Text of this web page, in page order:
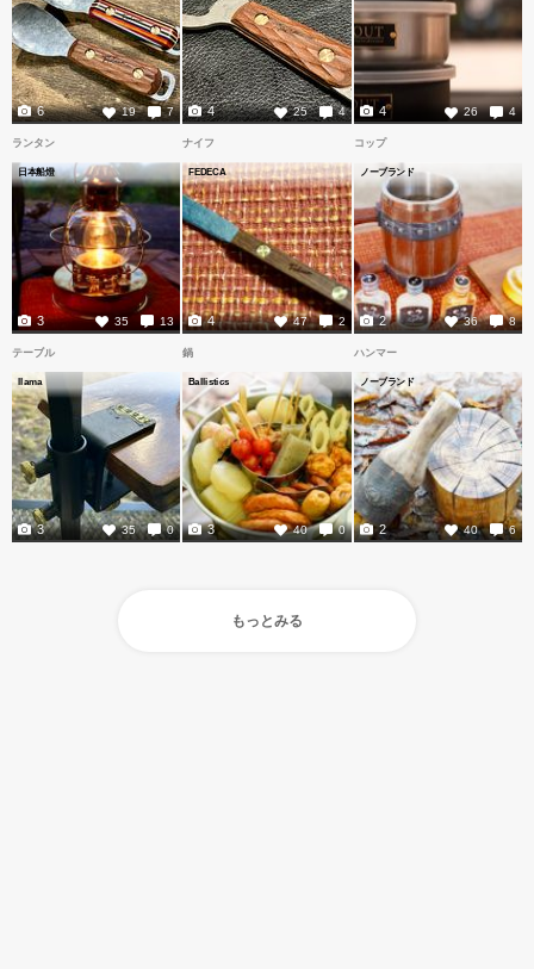
19 7
6 25 4
4 26 4
4
ランタン
日本船燈
35 13
3
ナイフ
FEDECA
47 2
4
コップ
ノーブランド
36 8
2
テーブル
llama
35 0
3
鍋
Ballistics
40 0
3
ハンマー
ノーブランド
40 6
2
もっとみる